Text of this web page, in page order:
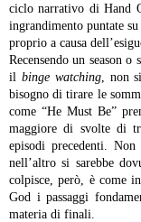
ciclo narrativo di Hand
ingrandimento puntate
proprio a causa
Recensendo un season
il binge watching, non
bisogno di tirare le
come “He Must Be”
maggiore di svolte di
episodi precedenti.
nell’altro si sarebbe
colpisce, però, è come
God i passaggi
materia di finali.